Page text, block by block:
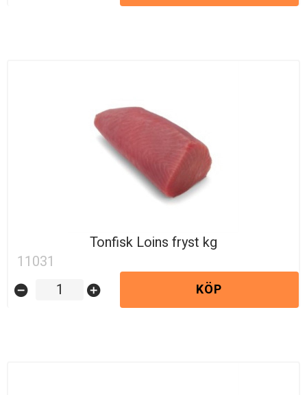
Tonfisk Loins fryst kg
11031
remove_circle add_circle KÖP